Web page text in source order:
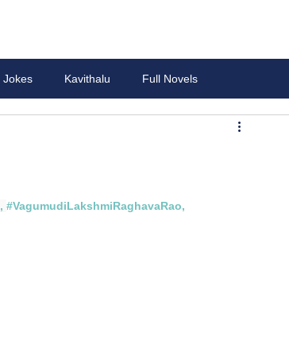
Jokes Kavithalu Full Novels
, #VagumudiLakshmiRaghavaRao,